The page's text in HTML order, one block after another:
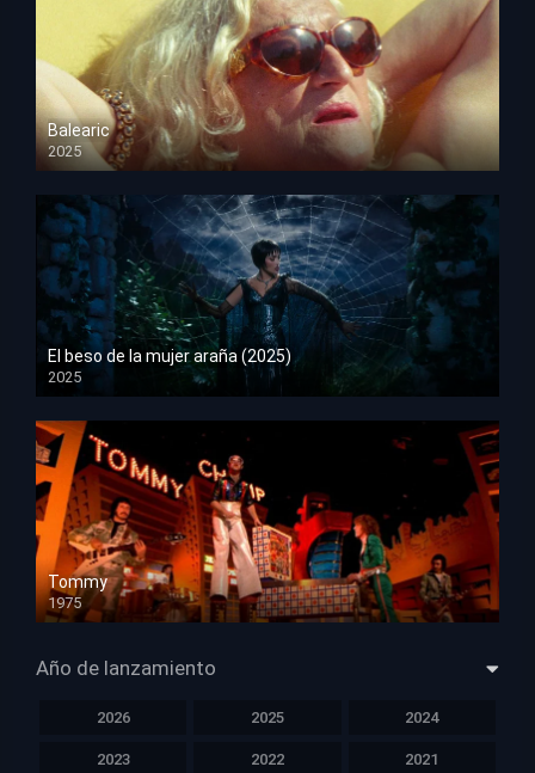
Balearic
2025
HD 1080p
El beso de la mujer araña (2025)
2025
HD 1080p
Tommy
1975
HD 1080p
Año de lanzamiento
2026 2025 2024
2023 2022 2021